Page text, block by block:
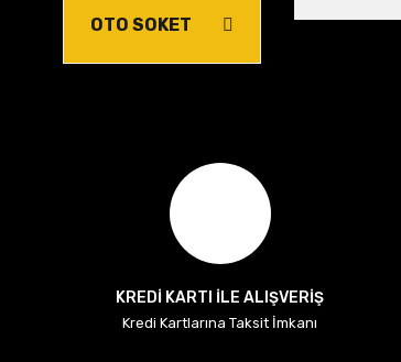
OTO SOKET
KREDİ KARTI İLE ALIŞVERİŞ
Kredi Kartlarına Taksit İmkanı